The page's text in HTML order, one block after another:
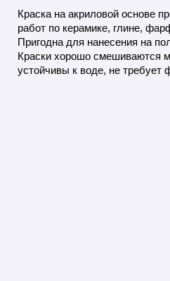
Краска на акриловой основе
работ по керамике, глине,
Пригодна для нанесения на
Краски хорошо смешиваются
устойчивы к воде, не требует